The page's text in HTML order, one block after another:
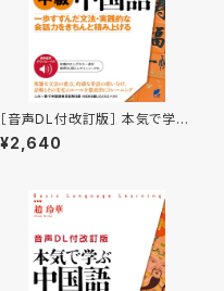
［音声DL付改訂版］ 本気で学ぶ
中級中国語
¥2,640